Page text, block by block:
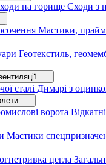
на горище Сходи з
Мастики,
Геотекстиль,
сталі Димарі з
ворота
Мастики
цегла